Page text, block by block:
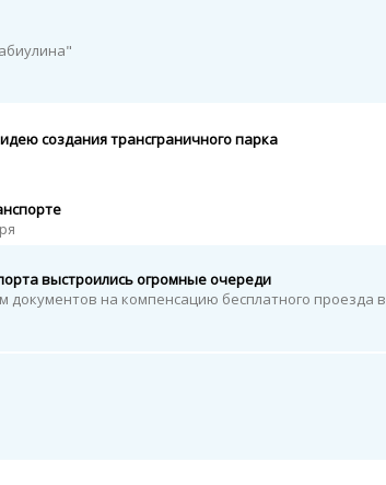
создания трансграничного парка
выстроились огромные очереди
документов на компенсацию бесплатного проезда в